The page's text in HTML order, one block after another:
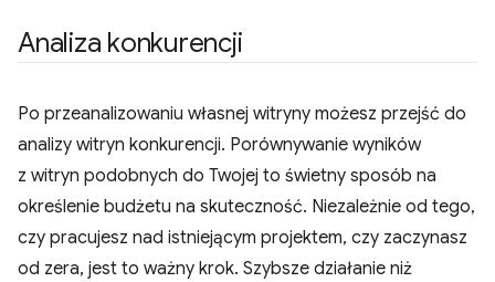
Analiza konkurencji
Po przeanalizowaniu własnej witryny możesz przejść do
analizy witryn konkurencji. Porównywanie wyników
z witryn podobnych do Twojej to świetny sposób na
określenie budżetu na skuteczność. Niezależnie od tego,
czy pracujesz nad istniejącym projektem, czy zaczynasz
od zera, jest to ważny krok. Szybsze działanie niż